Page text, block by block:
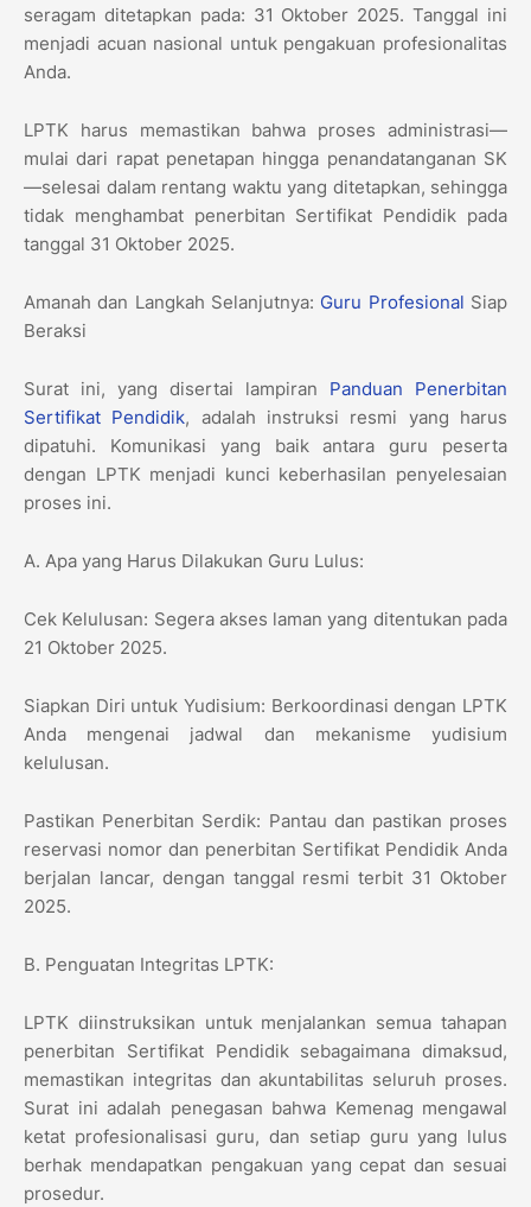
seragam ditetapkan pada: 31 Oktober 2025. Tanggal ini
menjadi acuan nasional untuk pengakuan profesionalitas
Anda.
​LPTK harus memastikan bahwa proses administrasi—
mulai dari rapat penetapan hingga penandatanganan SK
—selesai dalam rentang waktu yang ditetapkan, sehingga
tidak menghambat penerbitan Sertifikat Pendidik pada
tanggal 31 Oktober 2025.
​Amanah dan Langkah Selanjutnya: Guru Profesional Siap
Beraksi
​Surat ini, yang disertai lampiran Panduan Penerbitan
Sertifikat Pendidik, adalah instruksi resmi yang harus
dipatuhi. Komunikasi yang baik antara guru peserta
dengan LPTK menjadi kunci keberhasilan penyelesaian
proses ini.
​A. Apa yang Harus Dilakukan Guru Lulus:
​Cek Kelulusan: Segera akses laman yang ditentukan pada
21 Oktober 2025.
​Siapkan Diri untuk Yudisium: Berkoordinasi dengan LPTK
Anda mengenai jadwal dan mekanisme yudisium
kelulusan.
​Pastikan Penerbitan Serdik: Pantau dan pastikan proses
reservasi nomor dan penerbitan Sertifikat Pendidik Anda
berjalan lancar, dengan tanggal resmi terbit 31 Oktober
2025.
​B. Penguatan Integritas LPTK:
​LPTK diinstruksikan untuk menjalankan semua tahapan
penerbitan Sertifikat Pendidik sebagaimana dimaksud,
memastikan integritas dan akuntabilitas seluruh proses.
Surat ini adalah penegasan bahwa Kemenag mengawal
ketat profesionalisasi guru, dan setiap guru yang lulus
berhak mendapatkan pengakuan yang cepat dan sesuai
prosedur.